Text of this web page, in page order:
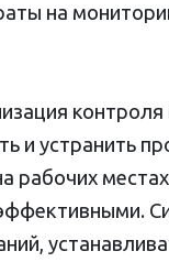
на
и устранить